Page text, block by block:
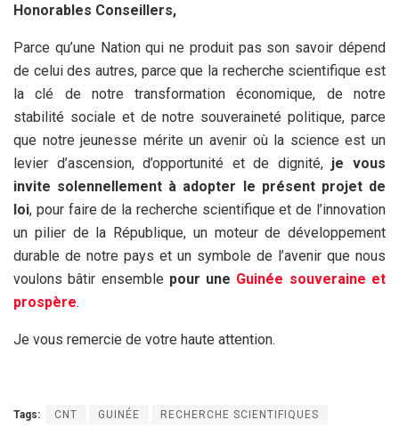
Honorables Conseillers,
Parce qu’une Nation qui ne produit pas son savoir dépend
de celui des autres, parce que la recherche scientifique est
la clé de notre transformation économique, de notre
stabilité sociale et de notre souveraineté politique, parce
que notre jeunesse mérite un avenir où la science est un
levier d’ascension, d’opportunité et de dignité, je vous
invite solennellement à adopter le présent projet de
loi, pour faire de la recherche scientifique et de l’innovation
un pilier de la République, un moteur de développement
durable de notre pays et un symbole de l’avenir que nous
voulons bâtir ensemble pour une Guinée souveraine et
prospère.
Je vous remercie de votre haute attention.
Tags: CNT GUINÉE RECHERCHE SCIENTIFIQUES